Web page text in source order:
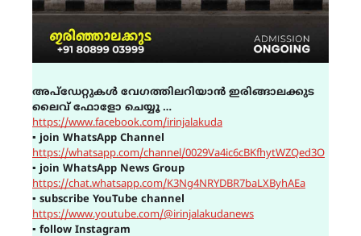
അപ്ഡേറ്റുകൾ വേഗത്തിലറിയാൻ ഇരിങ്ങാലക്കുട
ലൈവ് ഫോളോ ചെയ്യൂ …
https://www.facebook.com/irinjalakuda
▪ join WhatsApp Channel
https://whatsapp.com/channel/0029Va4ic6cBKfhytWZQed3O
▪ join WhatsApp News Group
https://chat.whatsapp.com/K3Ng4NRYDBR7baLXByhAEa
▪ subscribe YouTube channel
https://www.youtube.com/@irinjalakudanews
▪ follow Instagram